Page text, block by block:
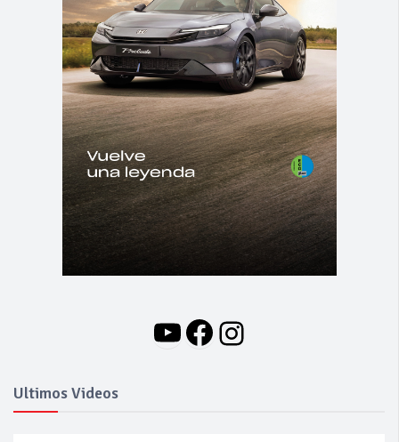
YouTube
Facebook
Instagram
Ultimos Videos